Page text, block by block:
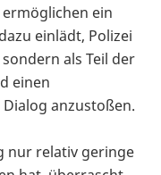
ein
einlädt, Polizei
als Teil der
einen
anzustoßen.
nur relativ geringe